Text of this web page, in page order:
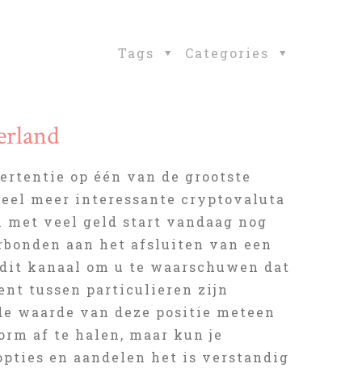
Categories
Tags
op één van de grootste
meer interessante cryptovaluta
met veel geld start vandaag nog
aan het afsluiten van een
kanaal om u te waarschuwen dat
tussen particulieren zijn
waarde van deze positie meteen
af te halen, maar kun je
en aandelen het is verstandig